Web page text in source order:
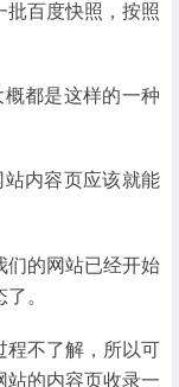
批百度快照，按照
都是这样的一种
内容页应该就能
们的网站已经开始
。
程不了解，所以可
站的内容页收录一